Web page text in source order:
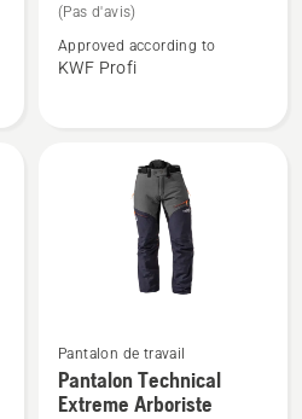
détails
sur
Veste
(Pas d'avis)
Approved according to
KWF Profi
Voir
plus
Pantalon de travail
Pantalon Technical
Extreme Arboriste